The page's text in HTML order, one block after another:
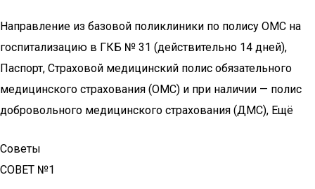
Направление из базовой поликлиники по полису ОМС на
госпитализацию в ГКБ № 31 (действительно 14 дней),
Паспорт, Страховой медицинский полис обязательного
медицинского страхования (ОМС) и при наличии — полис
добровольного медицинского страхования (ДМС), Ещё
Советы
СОВЕТ №1